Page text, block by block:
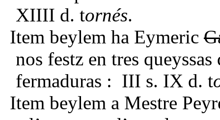
XIIII d. tornés.
Item beylem ha Eymeric
nos festz en tres
fermaduras : III s. IX d. t
Item beylem a Mestre